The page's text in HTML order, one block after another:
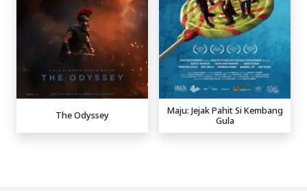
The Odyssey
Maju: Jejak Pahit Si Kembang
Gula